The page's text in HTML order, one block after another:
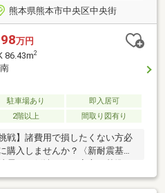
熊本県熊本市中央区中央街
万円
86.43m2
駐車場あり
即入居可
2階以上 間取り図有り
戦】諸費用で損したくない方必
購入しませんか？〈新耐震基
も。〈駐車場1台確保〉空き待
場不足」もここなら解決。〈城